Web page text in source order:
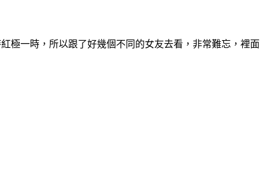
極一時，所以跟了好幾個不同的女友去看，非常難忘，裡面